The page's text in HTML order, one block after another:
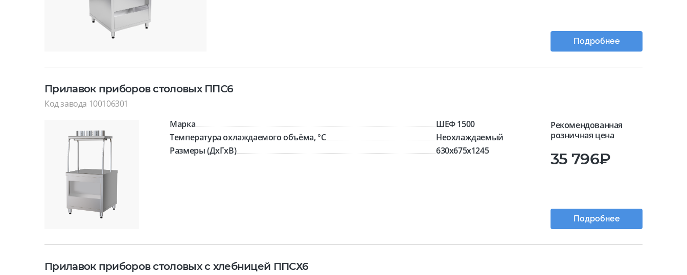
Подробнее
Прилавок приборов столовых ППС6
Код завода 100106301
Марка
ШЕФ 1500
Температура охлаждаемого объёма, °C
Неохлаждаемый
Размеры (ДхГхВ)
630x675x1245
Рекомендованная
розничная цена
35 796₽
Подробнее
Прилавок приборов столовых с хлебницей ППСХ6